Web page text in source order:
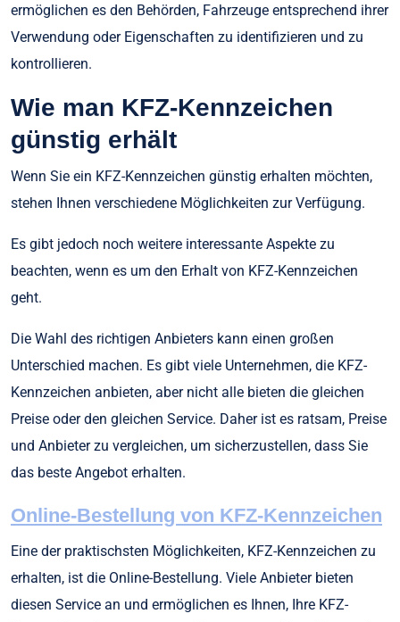
ermöglichen es den Behörden, Fahrzeuge entsprechend ihrer
Verwendung oder Eigenschaften zu identifizieren und zu
kontrollieren.
Wie man KFZ-Kennzeichen
günstig erhält
Wenn Sie ein KFZ-Kennzeichen günstig erhalten möchten,
stehen Ihnen verschiedene Möglichkeiten zur Verfügung.
Es gibt jedoch noch weitere interessante Aspekte zu
beachten, wenn es um den Erhalt von KFZ-Kennzeichen
geht.
Die Wahl des richtigen Anbieters kann einen großen
Unterschied machen. Es gibt viele Unternehmen, die KFZ-
Kennzeichen anbieten, aber nicht alle bieten die gleichen
Preise oder den gleichen Service. Daher ist es ratsam, Preise
und Anbieter zu vergleichen, um sicherzustellen, dass Sie
das beste Angebot erhalten.
Online-Bestellung von KFZ-Kennzeichen
Eine der praktischsten Möglichkeiten, KFZ-Kennzeichen zu
erhalten, ist die Online-Bestellung. Viele Anbieter bieten
diesen Service an und ermöglichen es Ihnen, Ihre KFZ-